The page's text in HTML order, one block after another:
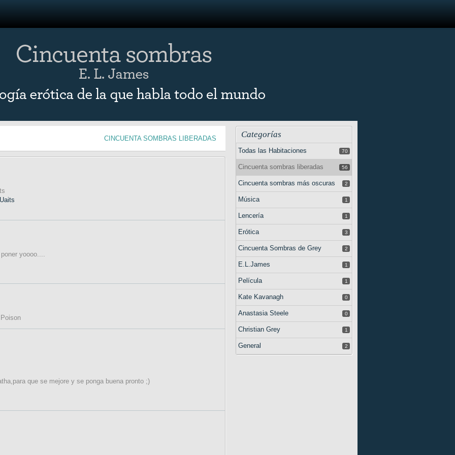
CINCUENTA SOMBRAS LIBERADAS
yoooo....
que se mejore y se ponga buena pronto ;)
Categorías
Todas las Habitaciones 70
Cincuenta sombras liberadas 56
Cincuenta sombras más oscuras 2
Música 1
Lencería 1
Erótica 3
Cincuenta Sombras de Grey 2
E.L.James 1
Película 1
Kate Kavanagh 0
Anastasia Steele 0
Christian Grey 1
General 2